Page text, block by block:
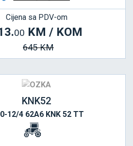
Cijena sa PDV-om
00 KM / KOM
645 KM
KNK52
12/4 62A6 KNK 52 TT